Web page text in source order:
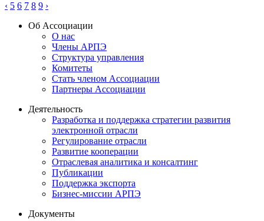
‹ 5 6 7 8 9 ›
Об Ассоциации
О нас
Члены АРПЭ
Структура управления
Комитеты
Стать членом Ассоциации
Партнеры Ассоциации
Деятельность
Разработка и поддержка стратегии развития
электронной отрасли
Регулирование отрасли
Развитие кооперации
Отраслевая аналитика и консалтинг
Публикации
Поддержка экспорта
Бизнес-миссии АРПЭ
Документы